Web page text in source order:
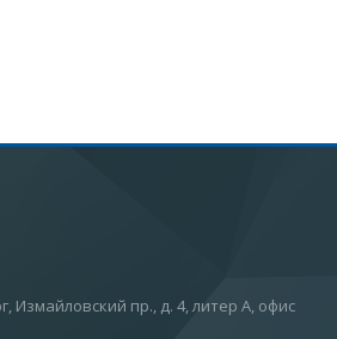
Измайловский пр., д. 4, литер А, офис